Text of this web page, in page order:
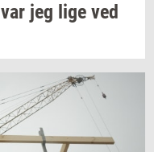
var jeg lige ved